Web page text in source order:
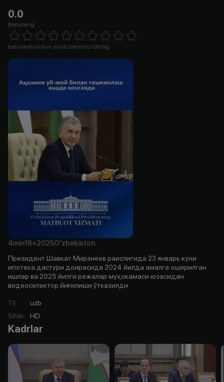
0.0
Baholang
1 Star 2 Stars 3 Stars 4 Stars5 Stars 6 Stars7 Stars8 Stars
baholash uchun yulduzlarni to'ldiring
4min16+2025O'zbekiston
Президент Шавкат Мирзиёев раислигида 23 январь куни
ипотека дастури доирасида 2024 йилда амалга оширилган
ишлар ва 2025 йилги режалар муҳокамаси юзасидан
видеоселектор йиғилиши ўтказилди
Til:
uzb
Sifati: HD
Kadrlar